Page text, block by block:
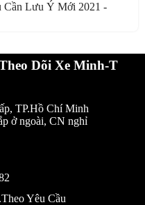
Lưu Ý Mới 2021 -
Dõi Xe Minh-T
TP.Hồ Chí Minh
ở ngoài, CN nghỉ
Yêu Cầu